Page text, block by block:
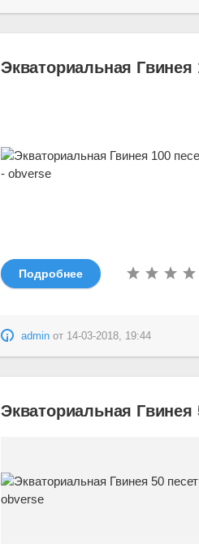
Экваториальная Гвинея
Подробнее
admin от 14-03-2018, 19:44
Экваториальная Гвинея